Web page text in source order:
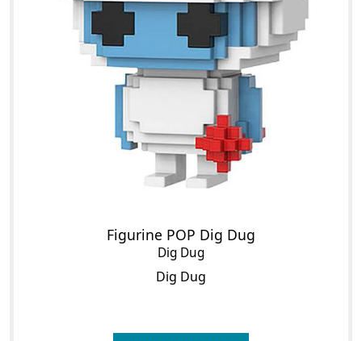
Figurine POP Dig Dug
Dig Dug
Dig Dug